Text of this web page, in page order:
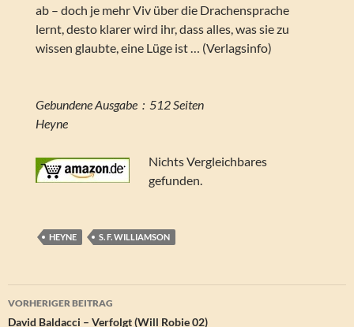
ab – doch je mehr Viv über die Drachensprache
lernt, desto klarer wird ihr, dass alles, was sie zu
wissen glaubte, eine Lüge ist … (Verlagsinfo)
Gebundene Ausgabe ‏ : ‎ 512 Seiten
Heyne
Nichts Vergleichbares
gefunden.
HEYNE S. F. WILLIAMSON
Beitragsnavigation
VORHERIGER BEITRAG
David Baldacci – Verfolgt (Will Robie 02)